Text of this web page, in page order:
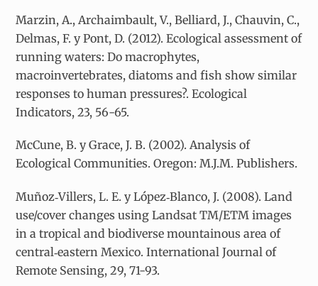
Marzin, A., Archaimbault, V., Belliard, J., Chauvin, C.,
Delmas, F. y Pont, D. (2012). Ecological assessment of
running waters: Do macrophytes,
macroinvertebrates, diatoms and fish show similar
responses to human pressures?. Ecological
Indicators, 23, 56-65.
McCune, B. y Grace, J. B. (2002). Analysis of
Ecological Communities. Oregon: M.J.M. Publishers.
Muñoz‐Villers, L. E. y López‐Blanco, J. (2008). Land
use/cover changes using Landsat TM/ETM images
in a tropical and biodiverse mountainous area of
central‐eastern Mexico. International Journal of
Remote Sensing, 29, 71-93.